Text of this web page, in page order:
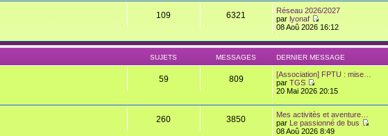
109 6321
Réseau 2026/2027
parlyonaf
08 Aoû 2026 16:12
SUJETS MESSAGES DERNIER MESSAGE
59 809
[Association] FPTU : mise…
parTGS
20 Mai 2026 20:15
260 3850
Mes activitès et aventure…
par Le passionné de bus
08 Aoû 2026 8:49